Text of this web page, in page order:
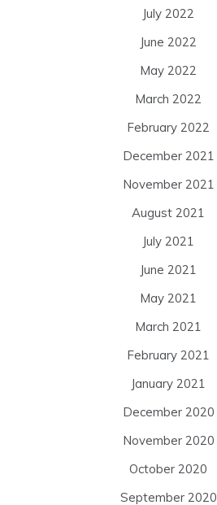
July 2022
June 2022
May 2022
March 2022
February 2022
December 2021
November 2021
August 2021
July 2021
June 2021
May 2021
March 2021
February 2021
January 2021
December 2020
November 2020
October 2020
September 2020